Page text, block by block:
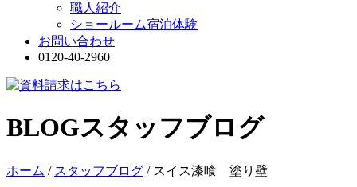
職人紹介
ショールーム宿泊体験
お問い合わせ
0120-40-2960
BLOGスタッフブログ
ホーム / スタッフブログ / スイス漆喰 塗り壁